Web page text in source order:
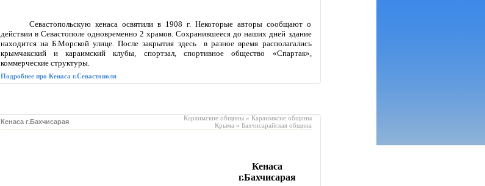
Севастопольскую кенаса освятили в 1908 г. Некоторые авторы сообщают о
действии в Севастополе одновременно 2 храмов. Сохранившееся до наших дней здание
находится на Б.Морской улице. После закрытия здесь в разное время располагались
крымчакский и караимский клубы, спортзал, спортивное общество «Спартак»,
коммерческие структуры.
Подробнее про Кенаса г.Севастополя
Кенаса г.Бахчисарая Караимские общины» Караимксие общины
Крыма » Бахчисарайская община
Кенаса
г.Бахчисарая